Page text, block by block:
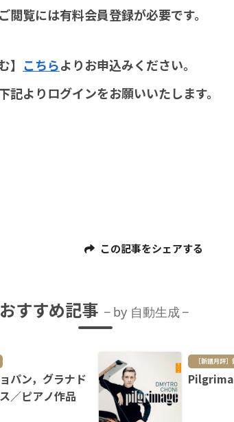
覧には有料会員登録が必要です。
】 こちらよりお申込みください。
記よりログインをお願いいたします。
この記事をシェアする
おすすめ記事 by 自動生成
パン，グラナド
／ピアノ作品
［新譜月評